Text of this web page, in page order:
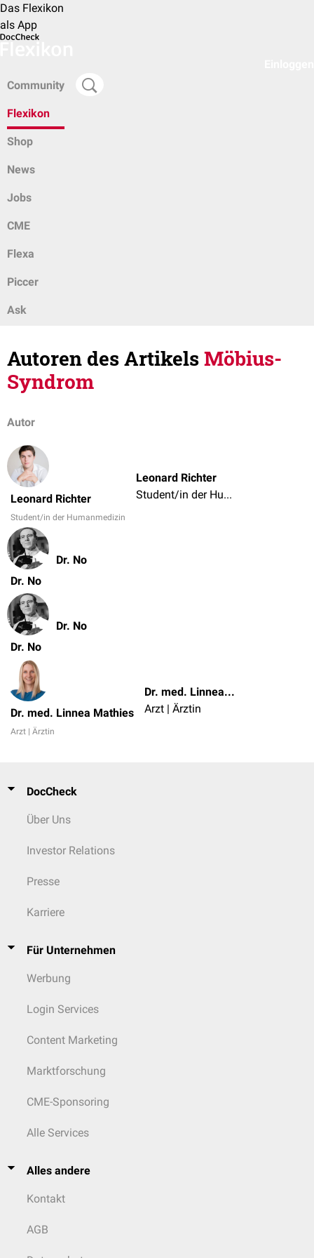
Das Flexikon
als App
Community
Flexikon
Shop
News
Jobs
CME
Flexa
Piccer
Ask
Autoren des ArtikelsMöbius-
Syndrom
Autor
Leonard Richter
Student/in der Humanmedizin
Leonard Richter
Student/in der Humanmedizin
Dr. No
Dr. No
Dr. No
Dr. No
Dr. med. Linnea Mathies
Arzt | Ärztin
Dr. med. Linnea Mathies
Arzt | Ärztin
DocCheck
Über Uns
Investor Relations
Presse
Karriere
Für Unternehmen
Werbung
Login Services
Content Marketing
Marktforschung
CME-Sponsoring
Alle Services
Alles andere
Kontakt
AGB